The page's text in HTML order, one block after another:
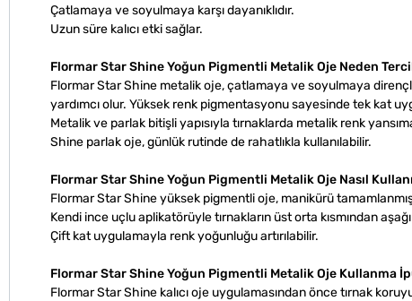
Çatlamaya ve soyulmaya karşı dayanıklıdır.
Uzun süre kalıcı etki sağlar.
Flormar Star Shine Yoğun Pigmentli Metalik Oje Neden
Flormar Star Shine metalik oje, çatlamaya ve soyulmaya
yardımcı olur. Yüksek renk pigmentasyonu sayesinde tek kat
Metalik ve parlak bitişli yapısıyla tırnaklarda metalik renk
Shine parlak oje, günlük rutinde de rahatlıkla kullanılabilir.
Flormar Star Shine Yoğun Pigmentli Metalik Oje Nasıl
Flormar Star Shine yüksek pigmentli oje, manikürü
Kendi ince uçlu aplikatörüyle tırnakların üst orta kısmından
Çift kat uygulamayla renk yoğunluğu artırılabilir.
Flormar Star Shine Yoğun Pigmentli Metalik Oje Kullanma
Flormar Star Shine kalıcı oje uygulamasından önce tırnak